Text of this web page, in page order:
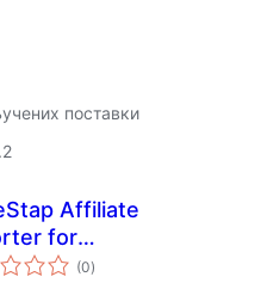
поставки
Affiliate
for
(0укупних
оцена
)